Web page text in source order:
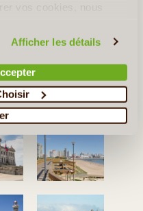
vos cookies, nous
Afficher les détails
Découvrir en